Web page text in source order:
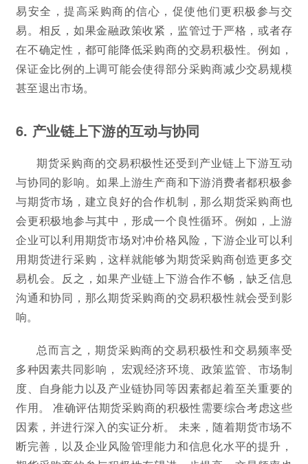
易安全，提高采购商的信心，促使他们更积极参与交
易。相反，如果金融政策收紧，监管过于严格，或者存
在不确定性，都可能降低采购商的交易积极性。例如，
保证金比例的上调可能会使得部分采购商减少交易规模
甚至退出市场。
6. 产业链上下游的互动与协同
期货采购商的交易积极性还受到产业链上下游互动
与协同的影响。如果上游生产商和下游消费者都积极参
与期货市场，建立良好的合作机制，那么期货采购商也
会更积极地参与其中，形成一个良性循环。例如，上游
企业可以利用期货市场对冲价格风险，下游企业可以利
用期货进行采购，这样就能够为期货采购商创造更多交
易机会。反之，如果产业链上下游合作不畅，缺乏信息
沟通和协同，那么期货采购商的交易积极性就会受到影
响。
总而言之，期货采购商的交易积极性和交易频率受
多种因素共同影响， 宏观经济环境、政策监管、市场制
度、自身能力以及产业链协同等因素都起着至关重要的
作用。 准确评估期货采购商的积极性需要综合考虑这些
因素，并进行深入的实证分析。 未来，随着期货市场不
断完善，以及企业风险管理能力和信息化水平的提升，